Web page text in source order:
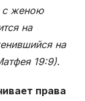
с женою
на
на
19:9).
права